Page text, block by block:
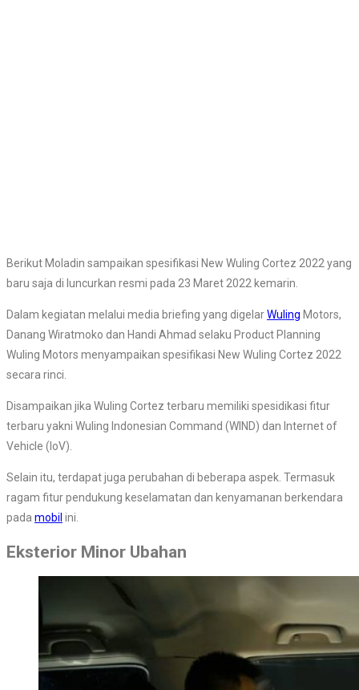
Berikut Moladin sampaikan spesifikasi New Wuling Cortez 2022 yang
baru saja di luncurkan resmi pada 23 Maret 2022 kemarin.
Dalam kegiatan melalui media briefing yang digelarWuling Motors,
Danang Wiratmoko dan Handi Ahmad selaku Product Planning
Wuling Motors menyampaikan spesifikasi New Wuling Cortez 2022
secara rinci.
Disampaikan jika Wuling Cortez terbaru memiliki spesidikasi fitur
terbaru yakni Wuling Indonesian Command (WIND) dan Internet of
Vehicle (IoV).
Selain itu, terdapat juga perubahan di beberapa aspek. Termasuk
ragam fitur pendukung keselamatan dan kenyamanan berkendara
pada mobil ini.
Eksterior Minor Ubahan